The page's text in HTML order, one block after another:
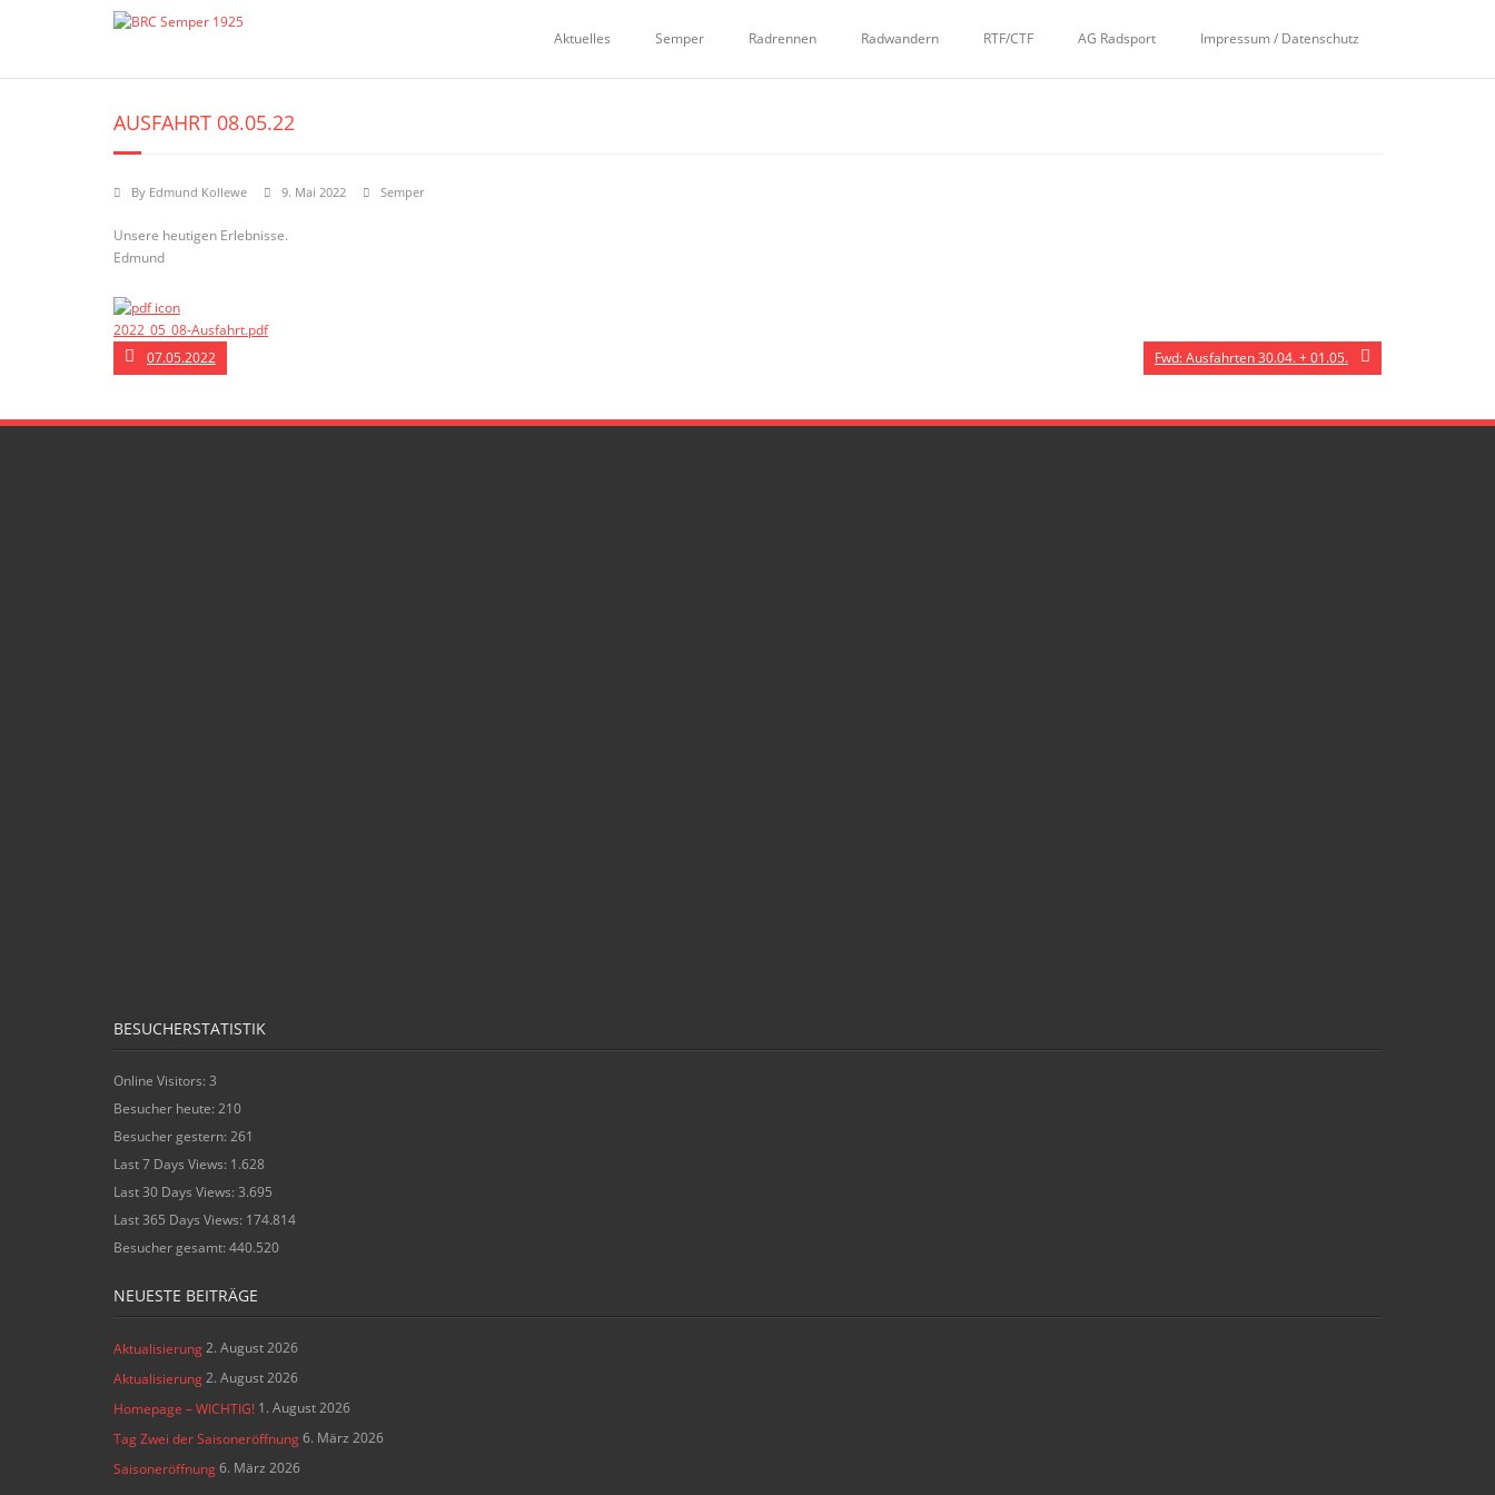
Aktuelles Semper Radrennen Radwandern RTF/CTF AG Radsport Impressum / Datenschutz
AUSFAHRT 08.05.22
By Edmund Kollewe 9. Mai 2022 Semper
Unsere heutigen Erlebnisse.
Edmund
2022_05_08-Ausfahrt.pdf
07.05.2022
Fwd: Ausfahrten 30.04. + 01.05.
BESUCHERSTATISTIK
Online Visitors: 3
Besucher heute: 210
Besucher gestern: 261
Last 7 Days Views: 1.628
Last 30 Days Views: 3.695
Last 365 Days Views: 174.814
Besucher gesamt: 440.520
NEUESTE BEITRÄGE
Aktualisierung2. August 2026
Aktualisierung2. August 2026
Homepage – WICHTIG! 1. August 2026
Tag Zwei der Saisoneröffnung6. März 2026
Saisoneröffnung6. März 2026